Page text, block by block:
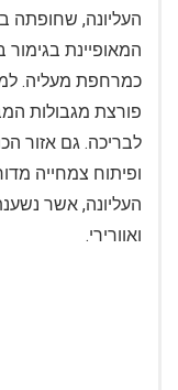
העליונה, שחופתה
המאופיינת בגימור
כמרחפת מעליה.
פורצת מגבולות
לבריכה. גם אזור
ופיתוח צמחייה
העליונה, אשר
ואוורירי.